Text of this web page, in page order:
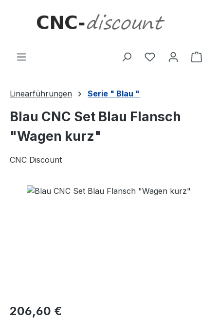
Linearführungen Serie " Blau "
Blau CNC Set Blau Flansch
"Wagen kurz"
CNC Discount
Bildergalerie überspringen
Regulärer Preis:
206,60 €